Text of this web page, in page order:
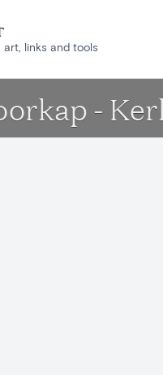
art, links and tools
-